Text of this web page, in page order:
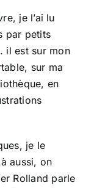
je l’ai lu
par petits
il est sur mon
sur ma
en
je le
aussi, on
Rolland parle